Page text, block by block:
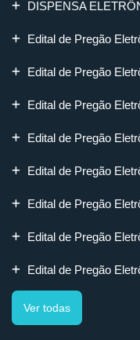
DISPENSA
Edital de Pregão
Edital de Pregão
Edital de Pregão
Edital de Pregão
Edital de Pregão
Edital de Pregão
Edital de Pregão
Edital de Pregão
Ver todas